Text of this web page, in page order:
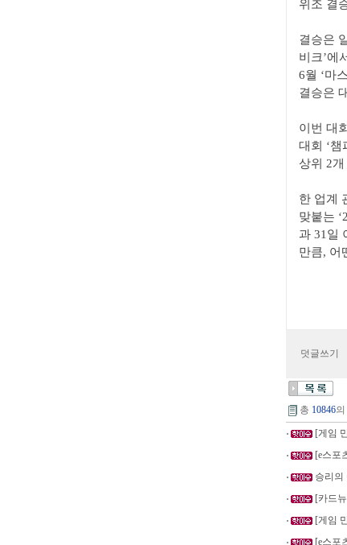
위조 결
결승은
비크’에
6월 ‘마
결승은
이번 대
대회 ‘챔
상위 2개
한 업계
맞붙는
과 31일
만큼, 어
덧글쓰기
총 10846
[게임
[e스포
승리의
[카드
[게임
[e스포